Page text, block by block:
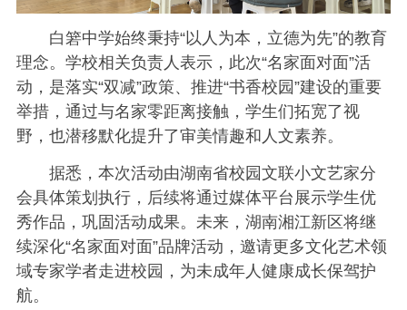
白箬中学始终秉持“以人为本，立德为先”的教育
理念。学校相关负责人表示，此次“名家面对面”活
动，是落实“双减”政策、推进“书香校园”建设的重要
举措，通过与名家零距离接触，学生们拓宽了视
野，也潜移默化提升了审美情趣和人文素养。
据悉，本次活动由湖南省校园文联小文艺家分
会具体策划执行，后续将通过媒体平台展示学生优
秀作品，巩固活动成果。未来，湖南湘江新区将继
续深化“名家面对面”品牌活动，邀请更多文化艺术领
域专家学者走进校园，为未成年人健康成长保驾护
航。